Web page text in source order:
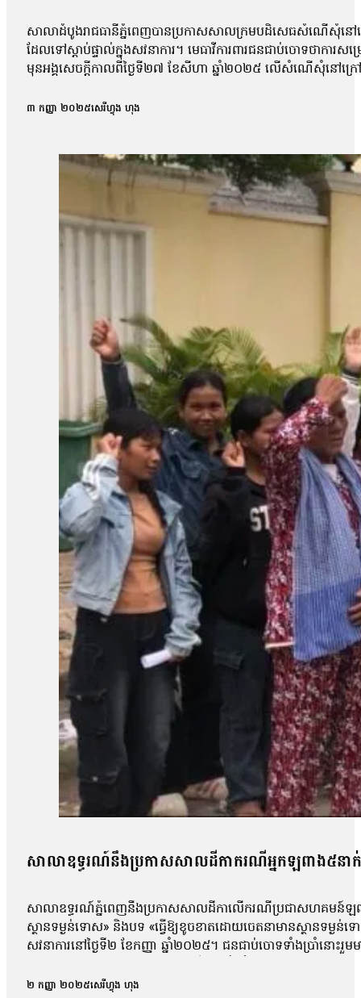
សាលាដំបូងរាជធានីភ្នំពេញបានប្រកាសសាលក្រមបដិសេធសំណើសុំនៅក្
ដែលទៅស្ដាប់ផ្ទាល់ក្នុងសវនាការ។ មេធាវីការពារជនជាប់ចោទថាកា
មុនអង្គសេចក្ដីកាលពីថ្ងៃទី២៧ ខែសីហា ឆ្នាំ២០២៥ លើសំណើសុំនៅក្រ
កិច្ចព្រមព្រៀងសន្តិភាពក្រុងប៉ារីសគឺលោក សឺន ជុំជួន បានថ្លែងប្រាប់
លោកបន្ថែមថា៖ «យើងនៅតែចាត់ទុកថាជាការប៉ះពាល់ទៅលើសិទ្ធិន
ហ្នឹងមានសេរីភាព […]ក្នុងនាមជាមេធាវី យើងមិនអាចទទួលយកបាន
លោកមេធាវីឱ្យដឹងថា តុលាការបានបើកសវនាការអង្គសេចក្ដីល
លទ្ធផលសំណើសុំនៅក្រៅឃុំដែលបានស្នើកាលពីថ្ងៃទី២៧ ខែសីហា។ បង
ស្រីគាត់ និងសកម្មជនឯទៀត ព្រោះការបន្តឃុំខ្លួននេះបានធ្វើឱ្យប៉ះ
របស់បងសាន សិទ្ធ ដែលគាត់ត្រូវទទួលបន្ទុក។ អ៊ីចឹងខ្ញុំគិតថា ទី១ការអ
របស់បងប្រុសគាត់ ហើយអ្នកស្រីស្នើសុំតុលាការពិចារណាដោះលែងលោក
ទៅឱ្យនៅក្រៅឃុំតាមការស្នើសុំរបស់ក្រុមគ្រួសារ ហើយហ្នឹងក៏ជាសិទ្ធិរ
ករណីនេះ មន្រ្តីអង្កេតជាន់ខ្ពស់ នៃសមាគមន៍ការពារសិទ្ធិមនុស្ស និង
ពេលដែលច្បាប់កំណត់។ លោកថារដ្ឋាភិបាល និងតុលាការគួរដោះលែង
ទាន់បើកសវនាការផង ឃុំគាត់រហូតដល់លើសនីតិវិធីនៃការឃុំខ្លួនដែ
បន្ថែម៖ «គួរតែឈប់ធ្វើទុក្ខបុកម្នេញដល់ប្រជាពលរដ្ឋដែលធ្វើការង
សាសន៍របស់គាត់ ជាពិសេសអ្នកដែលធ្វើការងារសង្គមដូចជា២៣តុលា
ក្រោយពីពួកគាត់លើកឡើងពីគុណសម្បត្តិ និងគុណវិបត្តិ នៃការបង្កើត
សន្តិសុខសង្គម» ទាក់ទងនឹងការអធិប្បាយនានាពី CLV មានអ្នក
ដោយក្នុងសំណុំរឿងទី១មានលោក ស៊្រុន ស៊្រន កញ្ញា…
៣ កញ្ញា ២០២៥សេរីហ្វុង ហុង
សាលាឧទ្ធរណ៍នឹងប្រកាសសាលដីកាករណីអ្នកឡពាង៥នាក់
សាលាឧទ្ធរណ៍ភ្នំពេញនឹងប្រកាសសាលដីកាលើករណីប្រជាសហគមន៍ឡពា
ស្ថានទម្ងន់ទោស» និងបទ «ធ្វើឱ្យខូចខាតដោយចេតនាមានស្ថាន
សវនាការនៅថ្ងៃទី២ ខែកញ្ញា ឆ្នាំ២០២៥។ ជនជាប់ចោទទាំងប្រ
កាសែតបន្ទាប់ពីលោកចេញពីសវនាការថា តុលាការបានចោទសួរលោក
២ កញ្ញា ២០២៥សេរីហ្វុង ហុង